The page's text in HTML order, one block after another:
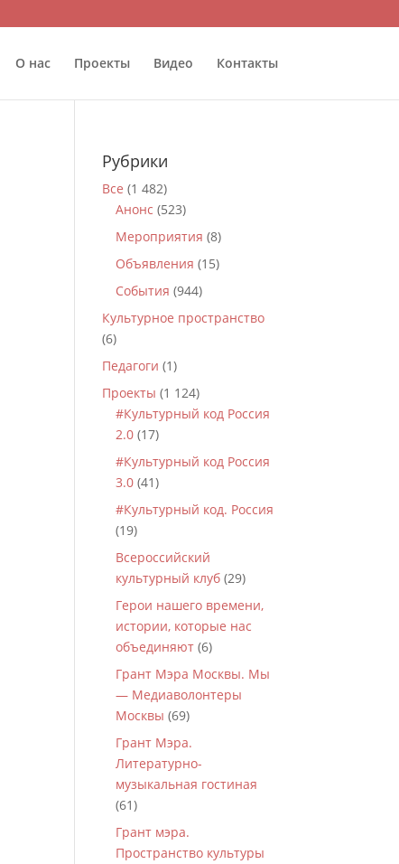
О нас Проекты Видео Контакты
Рубрики
Все (1 482)
Анонс (523)
Мероприятия (8)
Объявления (15)
События (944)
Культурное пространство
(6)
Педагоги (1)
Проекты (1 124)
#Культурный код Россия
2.0 (17)
#Культурный код Россия
3.0 (41)
#Культурный код. Россия
(19)
Всероссийский
культурный клуб (29)
Герои нашего времени,
истории, которые нас
объединяют (6)
Грант Мэра Москвы. Мы
— Медиаволонтеры
Москвы (69)
Грант Мэра.
Литературно-
музыкальная гостиная
(61)
Грант мэра.
Пространство культуры